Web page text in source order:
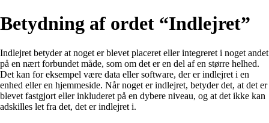
Betydning af ordet “Indlejret”
Indlejret betyder at noget er blevet placeret eller integreret i noget andet
på en nært forbundet måde, som om det er en del af en større helhed.
Det kan for eksempel være data eller software, der er indlejret i en
enhed eller en hjemmeside. Når noget er indlejret, betyder det, at det er
blevet fastgjort eller inkluderet på en dybere niveau, og at det ikke kan
adskilles let fra det, det er indlejret i.